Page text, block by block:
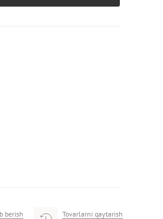
berish
Tovarlarni qaytarish